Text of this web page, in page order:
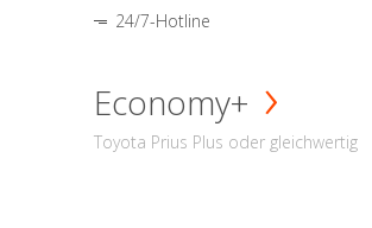
24/7-Hotline
Economy+
Toyota Prius Plus oder gleichwertig